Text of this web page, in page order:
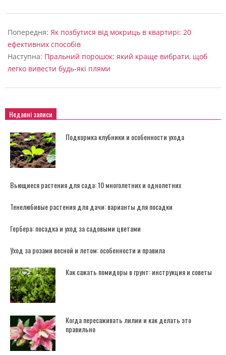
05-
21
Попередня: Як позбутися від мокриць в квартирі: 20
ефективних способів
Наступна: Пральний порошок: який краще вибрати, щоб
легко вивести будь-які плями
Недавні записи
Подкормка клубники и особенности ухода
Вьющиеся растения для сада: 10 многолетних и однолетних
Тенелюбивые растения для дачи: варианты для посадки
Гербера: посадка и уход за садовыми цветами
Уход за розами весной и летом: особенности и правила
Как сажать помидоры в грунт: инструкция и советы
Когда пересаживать лилии и как делать это
правильно